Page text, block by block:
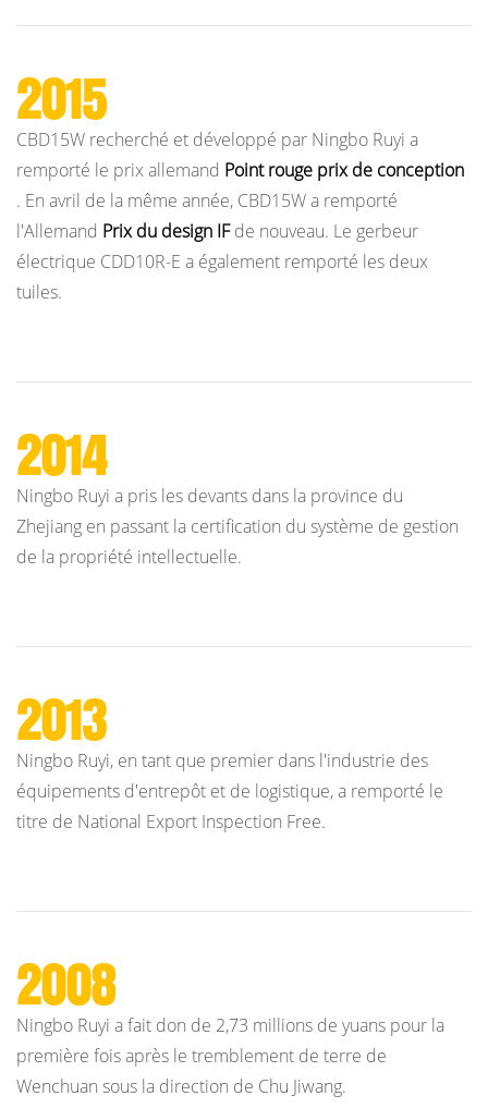
2015
CBD15W recherché et développé par Ningbo Ruyi a
remporté le prix allemand Point rouge prix de conception
. En avril de la même année, CBD15W a remporté
l'Allemand Prix ​​du design IFde nouveau. Le gerbeur
électrique CDD10R-E a également remporté les deux
tuiles.
2014
Ningbo Ruyi a pris les devants dans la province du
Zhejiang en passant la certification du système de gestion
de la propriété intellectuelle.
2013
Ningbo Ruyi, en tant que premier dans l'industrie des
équipements d'entrepôt et de logistique, a remporté le
titre de National Export Inspection Free.
2008
Ningbo Ruyi a fait don de 2,73 millions de yuans pour la
première fois après le tremblement de terre de
Wenchuan sous la direction de Chu Jiwang.